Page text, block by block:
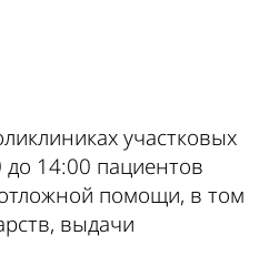
участковых
14:00 пациентов
помощи, в том
выдачи